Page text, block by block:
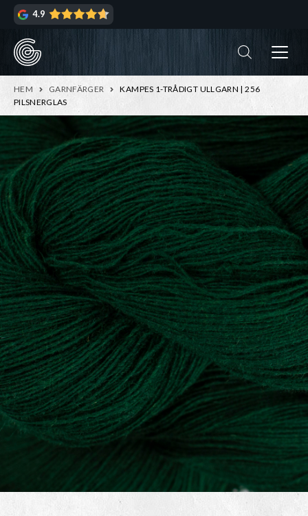
Hoppa
navigering
Hoppa
innehåll
4.9
HEM GARNFÄRGER
KAMPES 1-TRÅDIGT ULLGARN | 256
PILSNERGLAS